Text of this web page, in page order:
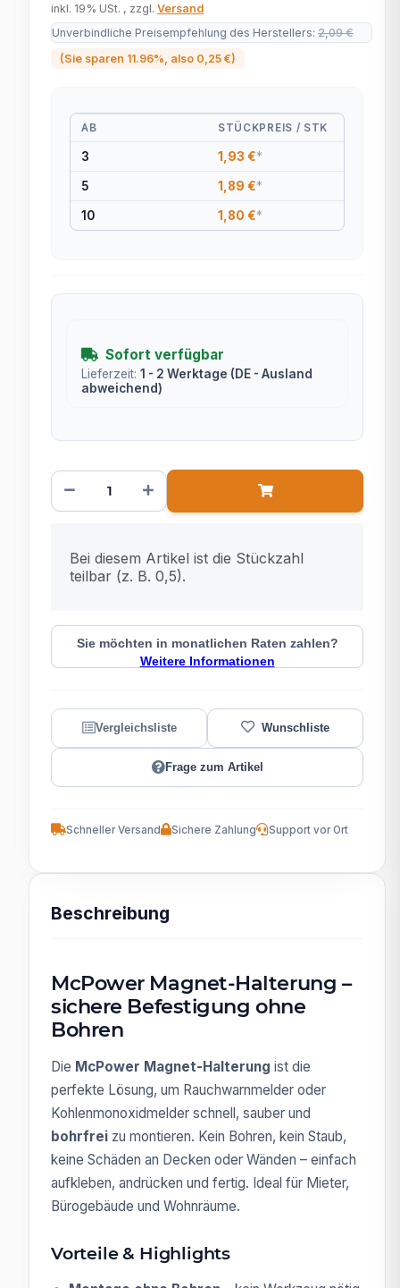
inkl. 19% USt. , zzgl. Versand
Unverbindliche Preisempfehlung des Herstellers: 2,09 €
(Sie sparen 11.96% , also 0,25 €)
AB STÜCKPREIS / STK
3 1,93 €*
5 1,89 €*
10 1,80 €*
Sofort verfügbar
Lieferzeit: 1 - 2 Werktage (DE - Ausland
abweichend)
Bei diesem Artikel ist die Stückzahl
teilbar (z. B. 0,5).
Sie möchten in monatlichen Raten zahlen?
Weitere Informationen
Frage zum Artikel
Schneller Versand Sichere Zahlung Support vor Ort
Beschreibung
McPower Magnet-Halterung –
sichere Befestigung ohne
Bohren
Die McPower Magnet-Halterung ist die
perfekte Lösung, um Rauchwarnmelder oder
Kohlenmonoxidmelder schnell, sauber und
bohrfrei zu montieren. Kein Bohren, kein Staub,
keine Schäden an Decken oder Wänden – einfach
aufkleben, andrücken und fertig. Ideal für Mieter,
Bürogebäude und Wohnräume.
Vorteile & Highlights